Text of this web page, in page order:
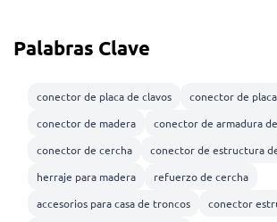
Palabras Clave
conector de placa de clavos
conector de
conector de madera
conector de armadura
conector de cercha
conector de estructura
herraje para madera
refuerzo de cercha
accesorios para casa de troncos
conector